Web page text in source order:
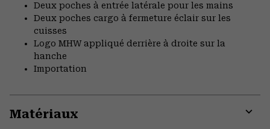
Deux poches à entrée latérale pour les mains
Deux poches cargo à fermeture éclair sur les
cuisses
Logo MHW appliqué derrière à droite sur la
hanche
Importation
Matériaux